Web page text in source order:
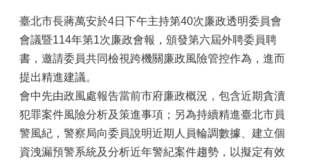
臺北市長蔣萬安於4日下午主持第40次廉政透明委員會
會議暨114年第1次廉政會報，頒發第六屆外聘委員聘
書，邀請委員共同檢視跨機關廉政風險管控作為，進而
提出精進建議。
會中先由政風處報告當前市府廉政概況，包含近期貪瀆
犯罪案件風險分析及策進事項；另為持續精進臺北市員
警風紀，警察局向委員說明近期人員輪調數據、建立個
資洩漏預警系統及分析近年警紀案件趨勢，以擬定有效